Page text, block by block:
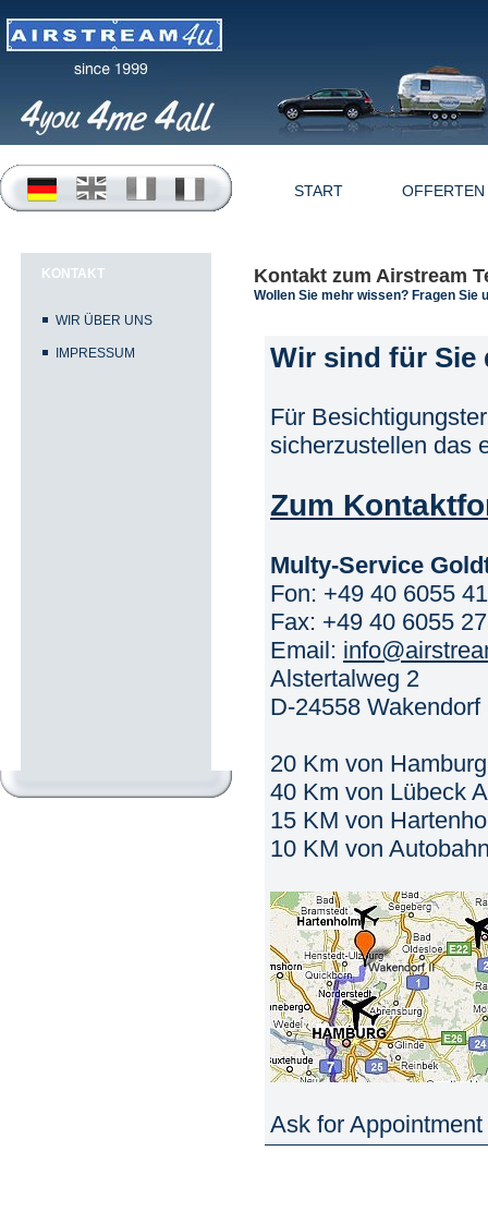
KONTAKT
WIR ÜBER UNS
IMPRESSUM
START OFFERTEN
Kontakt zum Airstream
Wollen Sie mehr wissen? Fragen Sie
Wir sind für Sie
Für
sicherzustellen das
Zum
Multy-Service
Fon: +49 40 6055
Fax: +49 40 6055
Email:
Alstertalweg 2
D-24558 Wakendorf
20 Km von
40 Km von Lübeck
15 KM von
10 KM von
Ask for